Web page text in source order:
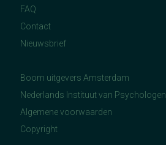
FAQ
Contact
Nieuwsbrief
Boom uitgevers Amsterdam
Nederlands Instituut van Psychologen
Algemene voorwaarden
Copyright